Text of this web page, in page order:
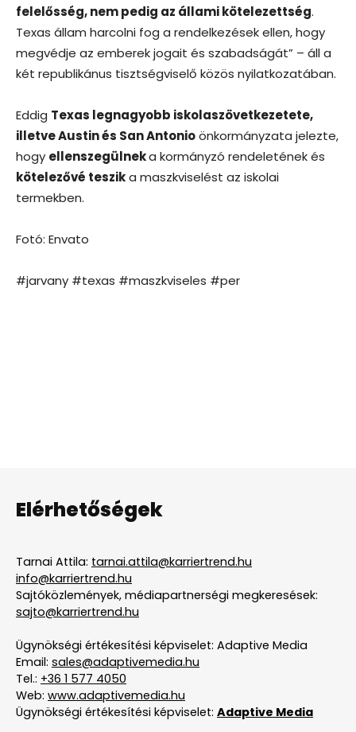
felelősség, nem pedig az állami kötelezettség.
Texas állam harcolni fog a rendelkezések ellen, hogy
megvédje az emberek jogait és szabadságát” – áll a
két republikánus tisztségviselő közös nyilatkozatában.
Eddig Texas legnagyobb iskolaszövetkezetete,
illetve Austin és San Antonioönkormányzata jelezte,
hogy ellenszegülneka kormányzó rendeletének és
kötelezővé teszika maszkviselést az iskolai
termekben.
Fotó: Envato
#jarvany #texas #maszkviseles #per
Elérhetőségek
Tarnai Attila: tarnai.attila@karriertrend.hu
info@karriertrend.hu
Sajtóközlemények, médiapartnerségi megkeresések:
sajto@karriertrend.hu
Ügynökségi értékesítési képviselet: Adaptive Media
Email: sales@adaptivemedia.hu
Tel.: +36 1 577 4050
Web: www.adaptivemedia.hu
Ügynökségi értékesítési képviselet: Adaptive Media